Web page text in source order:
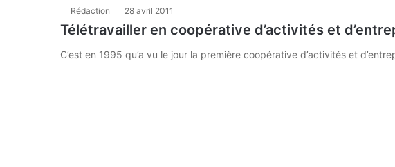
Rédaction 28 avril 2011
Télétravailler en coopérative d’activités et
C’est en 1995 qu’a vu le jour la première coopérative d’activités et